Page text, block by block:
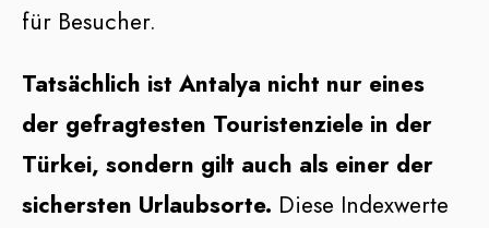
für Besucher.
Tatsächlich ist Antalya nicht nur eines
der gefragtesten Touristenziele in der
Türkei, sondern gilt auch als einer der
sichersten Urlaubsorte. Diese Indexwerte